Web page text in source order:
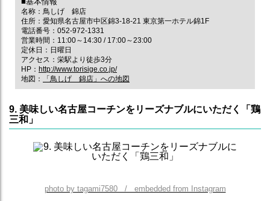
名称：鳥しげ 錦店
住所：愛知県名古屋市中区錦3-18-21 東京第一ホテル錦1F
電話番号：052-972-1331
営業時間：11:00～14:30 / 17:00～23:00
定休日：日曜日
アクセス：栄駅より徒歩3分
HP： http://www.torisige.co.jp/
地図：
「鳥しげ 錦店」への地図
9. 美味しい名古屋コーチンをリーズナブルにいただく「鶏
三和」
photo by tagami7580 / embedded from Instagram